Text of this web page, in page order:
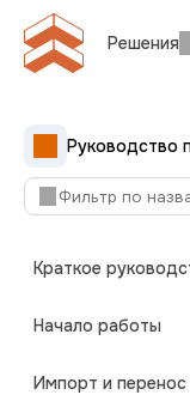
Решения
Краткое
Начало работы
Импорт и перенос